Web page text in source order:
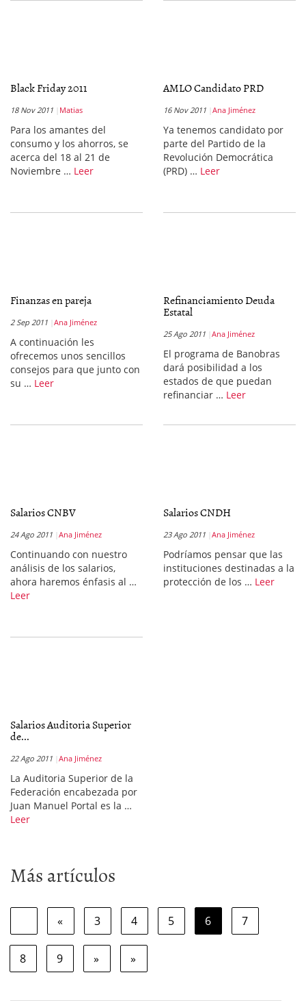
Black Friday 2011
18 Nov 2011 Matias
Para los amantes del
consumo y los ahorros, se
acerca del 18 al 21 de
Noviembre … Leer
AMLO Candidato PRD
16 Nov 2011 Ana Jiménez
Ya tenemos candidato por
parte del Partido de la
Revolución Democrática
(PRD) … Leer
Finanzas en pareja
2 Sep 2011 Ana Jiménez
A continuación les
ofrecemos unos sencillos
consejos para que junto con
su … Leer
Refinanciamiento Deuda
Estatal
25 Ago 2011 Ana Jiménez
El programa de Banobras
dará posibilidad a los
estados de que puedan
refinanciar … Leer
Salarios CNBV
24 Ago 2011 Ana Jiménez
Continuando con nuestro
análisis de los salarios,
ahora haremos énfasis al …
Leer
Salarios CNDH
23 Ago 2011 Ana Jiménez
Podríamos pensar que las
instituciones destinadas a la
protección de los … Leer
Salarios Auditoria Superior
de...
22 Ago 2011 Ana Jiménez
La Auditoria Superior de la
Federación encabezada por
Juan Manuel Portal es la …
Leer
Más artículos
« 3 4 5 6 7
8 9 » »